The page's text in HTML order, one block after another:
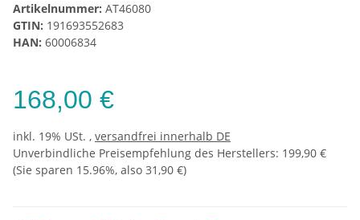
Artikelnummer: AT46080
GTIN: 191693552683
HAN: 60006834
168,00 €
inkl. 19% USt. , versandfrei innerhalb DE
Unverbindliche Preisempfehlung des Herstellers: 199,90 €
(Sie sparen 15.96%, also 31,90 €)